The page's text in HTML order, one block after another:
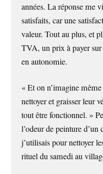
années. La réponse me
satisfaits, car une
valeur. Tout au plus, et
TVA, un prix à payer
en autonomie.
« Et on n’imagine
nettoyer et graisser leur
tout être fonctionnel. »
l’odeur de peinture
j’utilisais pour nettoyer
rituel du samedi au